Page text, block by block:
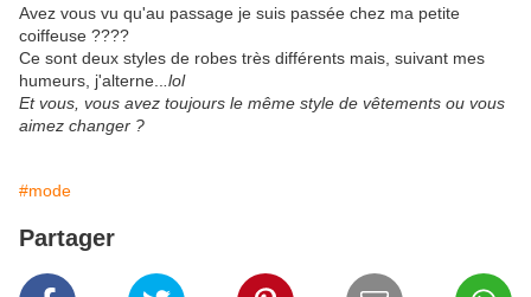
Avez vous vu qu'au passage je suis passée chez ma petite
coiffeuse ????
Ce sont deux styles de robes très différents mais, suivant mes
humeurs, j'alterne..
.lol
Et vous, vous avez toujours le même style de vêtements ou vous
aimez changer ?
#mode
Partager